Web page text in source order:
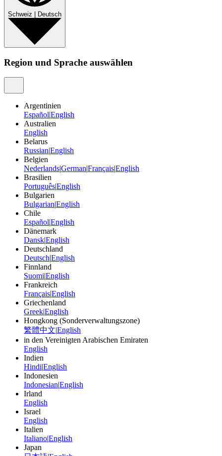
Schweiz Deutsch
Region und Sprache auswählen
Argentinien
Español|English
Australien
English
Belarus
Russian|English
Belgien
Nederlands|German|Français|English
Brasilien
Português|English
Bulgarien
Bulgarian|English
Chile
Español|English
Dänemark
Dansk|English
Deutschland
Deutsch|English
Finnland
Suomi|English
Frankreich
Français|English
Griechenland
Greek|English
Hongkong (Sonderverwaltungszone)
繁體中文|English
in den Vereinigten Arabischen Emiraten
English
Indien
Hindi|English
Indonesien
Indonesian|English
Irland
English
Israel
English
Italien
Italiano|English
Japan